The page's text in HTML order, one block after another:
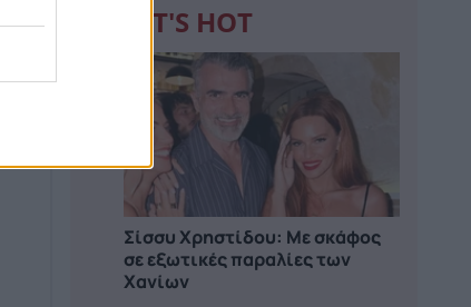
WHAT'S HOT
Σίσσυ Χρηστίδου: Με σκάφος
σε εξωτικές παραλίες των
Χανίων